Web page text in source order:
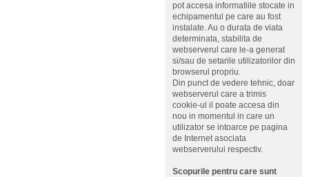
pot accesa informatiile stocate in
echipamentul pe care au fost
instalate. Au o durata de viata
determinata, stabilita de
webserverul care le-a generat
si/sau de setarile utilizatorilor din
browserul propriu.
Din punct de vedere tehnic, doar
webserverul care a trimis
cookie-ul il poate accesa din
nou in momentul in care un
utilizator se intoarce pe pagina
de Internet asociata
webserverului respectiv.
Scopurile pentru care sunt